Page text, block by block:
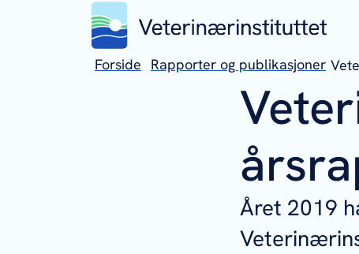
Forside Rapporter og publikasjoner
Året 2019